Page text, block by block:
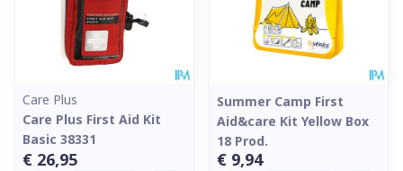
Care Plus
Care Plus First Aid Kit
Basic 38331
€ 26,95
Summer Camp First
Aid&care Kit Yellow Box
18 Prod.
€ 9,94